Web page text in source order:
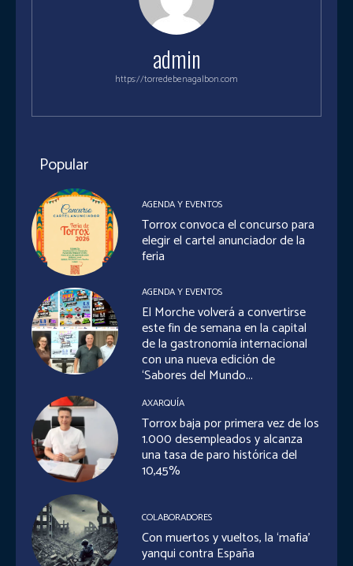
admin
https://torredebenagalbon.com
Popular
AGENDA Y EVENTOS
Torrox convoca el concurso para
elegir el cartel anunciador de la
feria
AGENDA Y EVENTOS
El Morche volverá a convertirse
este fin de semana en la capital
de la gastronomía internacional
con una nueva edición de
‘Sabores del Mundo...
AXARQUÍA
Torrox baja por primera vez de los
1.000 desempleados y alcanza
una tasa de paro histórica del
10,45%
COLABORADORES
Con muertos y vueltos, la ‘mafia’
yanqui contra España